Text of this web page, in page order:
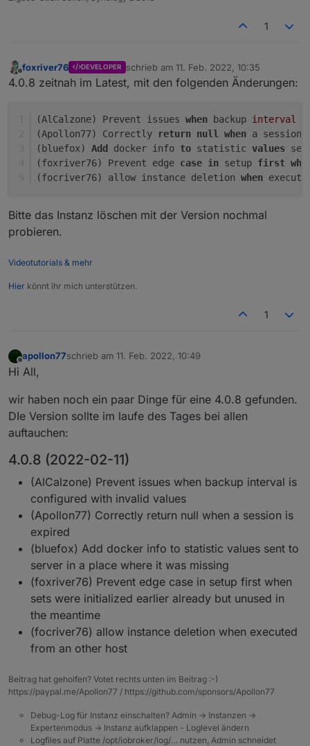
1
Offline
foxriver76 DEVELOPER schrieb am 11. Feb. 2022, 10:35
zuletzt editiert von
4.0.8 zeitnah im Latest, mit den folgenden Änderungen:
(AlCalzone) Prevent issues when backup interval
(Apollon77) Correctly
return null when a session
(bluefox) Add docker info to statistic values
(foxriver76) Prevent edge case in setup first
(focriver76) allow instance deletion when
Bitte das Instanz löschen mit der Version nochmal
probieren.
Videotutorials & mehr
Hier könnt ihr mich unterstützen.
1
Offline
apollon77schrieb am 11. Feb. 2022, 10:49
zuletzt editiert von
Hi All,
wir haben noch ein paar Dinge für eine 4.0.8 gefunden.
DIe Version sollte im laufe des Tages bei allen
auftauchen:
4.0.8 (2022-02-11)
(AlCalzone) Prevent issues when backup interval is
configured with invalid values
(Apollon77) Correctly return null when a session is
expired
(bluefox) Add docker info to statistic values sent to
server in a place where it was missing
(foxriver76) Prevent edge case in setup first when
sets were initialized earlier already but unused in
the meantime
(focriver76) allow instance deletion when executed
from an other host
Beitrag hat geholfen? Votet rechts unten im Beitrag :-)
https://paypal.me/Apollon77 / https://github.com/sponsors/Apollon77
Debug-Log für Instanz einschalten? Admin -> Instanzen ->
Expertenmodus -> Instanz aufklappen - Loglevel ändern
Logfiles auf Platte /opt/iobroker/log/… nutzen, Admin schneidet